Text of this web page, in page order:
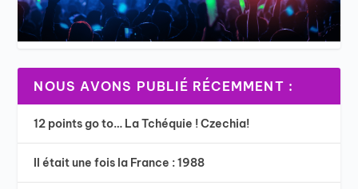
NOUS AVONS PUBLIÉ RÉCEMMENT :
12 points go to… La Tchéquie ! Czechia!
Il était une fois la France : 1988